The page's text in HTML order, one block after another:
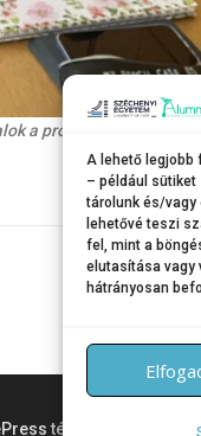
A lehető legjobb
– például
tárolunk és/vagy
lehetővé teszi
fel, mint a
elutasítása vagy
hátrányosan
a projektalapú munka
téma